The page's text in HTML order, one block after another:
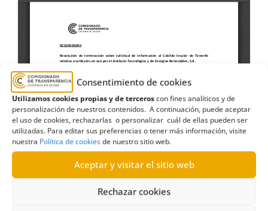
Consentimiento de cookies
Utilizamos cookies propias y de terceroscon fines analíticos y de
personalización de nuestros contenidos. A continuación, puede aceptar
el uso de cookies, rechazarlas o personalizar cuál de ellas pueden ser
utilizadas. Para editar sus preferencias o tener más información, visite
nuestra Política de cookiesde nuestro sitio web.
Aceptar y visitar el sitio web
Rechazar cookies